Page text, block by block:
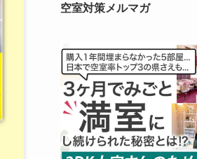
空室対策メルマガ